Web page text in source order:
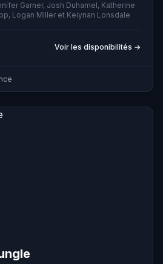
Garner, Josh Duhamel, Katherine
Logan Miller et Keiynan Lonsdale
Voir les disponibilités →